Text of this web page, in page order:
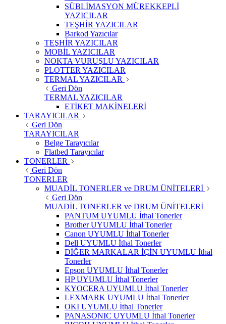
SÜBLİMASYON MÜREKKEPLİ
YAZICILAR
TEŞHİR YAZICILAR
Barkod Yazıcılar
TEŞHİR YAZICILAR
MOBİL YAZICILAR
NOKTA VURUŞLU YAZICILAR
PLOTTER YAZICILAR
TERMAL YAZICILAR
Geri Dön
TERMAL YAZICILAR
ETİKET MAKİNELERİ
TARAYICILAR
Geri Dön
TARAYICILAR
Belge Tarayıcılar
Flatbed Tarayıcılar
TONERLER
Geri Dön
TONERLER
MUADİL TONERLER ve DRUM ÜNİTELERİ
Geri Dön
MUADİL TONERLER ve DRUM ÜNİTELERİ
PANTUM UYUMLU İthal Tonerler
Brother UYUMLU İthal Tonerler
Canon UYUMLU İthal Tonerler
Dell UYUMLU İthal Tonerler
DİĞER MARKALAR İÇİN UYUMLU İthal
Tonerler
Epson UYUMLU İthal Tonerler
HP UYUMLU İthal Tonerler
KYOCERA UYUMLU İthal Tonerler
LEXMARK UYUMLU İthal Tonerler
OKI UYUMLU İthal Tonerler
PANASONIC UYUMLU İthal Tonerler